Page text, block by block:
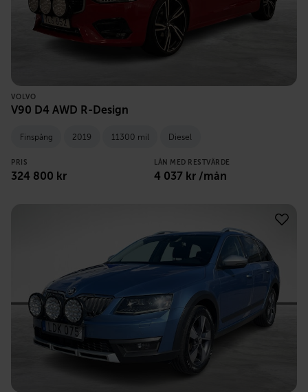
VOLVO
V90 D4 AWD R-Design
Finspång 2019 11300 mil Diesel
PRIS
324 800 kr
LÅN MED RESTVÄRDE
4 037 kr /mån